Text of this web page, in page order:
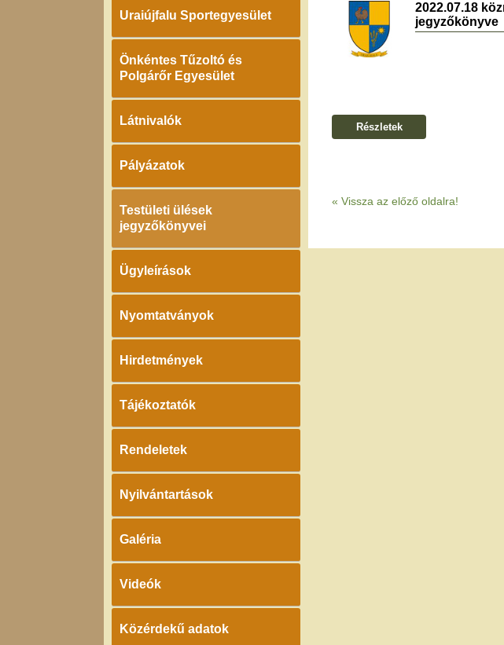
Uraiújfalu Sportegyesület
Önkéntes Tűzoltó és
Polgárőr Egyesület
Látnivalók
Pályázatok
Testületi ülések
jegyzőkönyvei
Ügyleírások
Nyomtatványok
Hirdetmények
Tájékoztatók
Rendeletek
Nyilvántartások
Galéria
Videók
Közérdekű adatok
2022.07.18
jegyzőkönyve
Részletek
« Vissza az előző oldalra!